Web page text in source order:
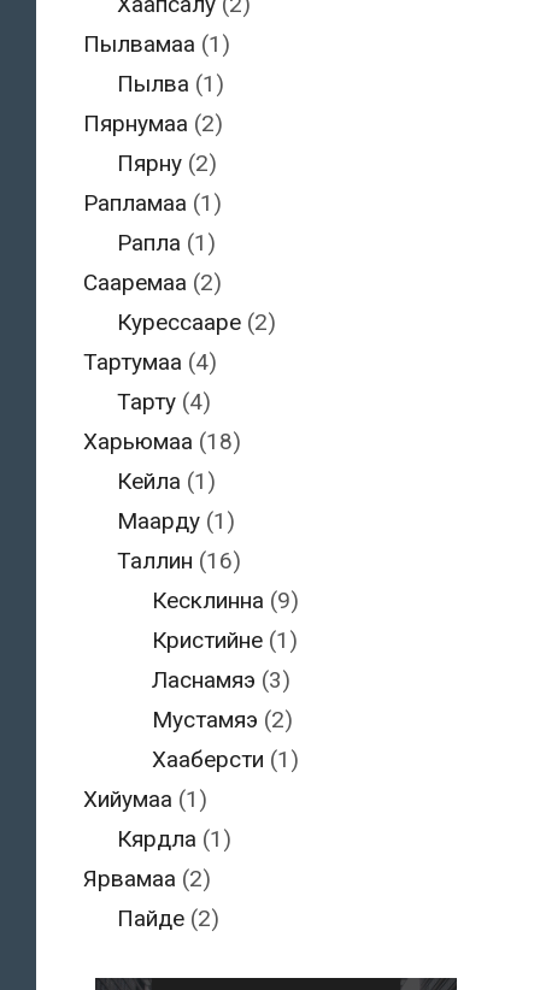
Пылвамаа (1)
Пылва (1)
Пярнумаа (2)
Пярну (2)
Рапламаа (1)
Рапла (1)
Сааремаа (2)
Курессааре (2)
Тартумаа (4)
Тарту (4)
Харьюмаа (18)
Кейла (1)
Маарду (1)
Таллин (16)
Кесклинна (9)
Кристийне(1)
Ласнамяэ (3)
Мустамяэ (2)
Хааберсти (1)
Хийумаа (1)
Кярдла (1)
Ярвамаа (2)
Пайде (2)